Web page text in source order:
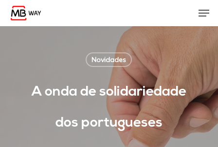
Skip
Novidades
A onda de solidariedade
dos portugueses